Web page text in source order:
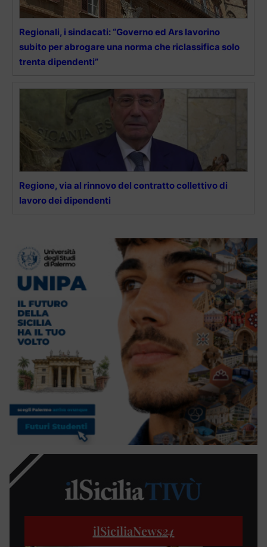
Regionali, i sindacati: “Governo ed Ars lavorino
subito per abrogare una norma che riclassifica solo
trenta dipendenti”
Regione, via al rinnovo del contratto collettivo di
lavoro dei dipendenti
ilSiciliaNews24